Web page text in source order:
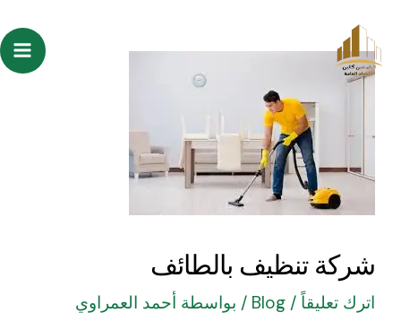
إلى
المحتوى
شركة تنظيف بالطائف
اترك تعليقاً /
Blog / بواسطة أحمد العمراوي
navigation